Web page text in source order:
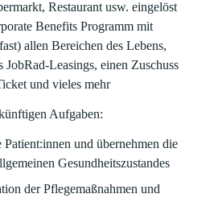
Restaurant usw. eingelöst
Benefits Programm mit
allen Bereichen des Lebens,
Leasings, einen Zuschuss
und vieles mehr
Aufgaben:
Patient:innen und übernehmen die
Gesundheitszustandes
der Pflegemaßnahmen und